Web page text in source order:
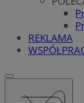
REKLAMA